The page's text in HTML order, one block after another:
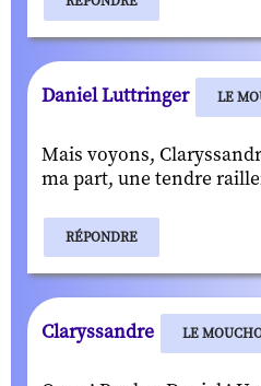
Daniel Luttringer LE
Mais voyons,
ma part, une tendre
RÉPONDRE
Claryssandre LE